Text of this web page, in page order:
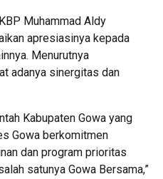
Muhammad Aldy
apresiasinya kepada
Menurutnya
adanya sinergitas dan
Kabupaten Gowa yang
Gowa berkomitmen
dan program prioritas
satunya Gowa Bersama,”